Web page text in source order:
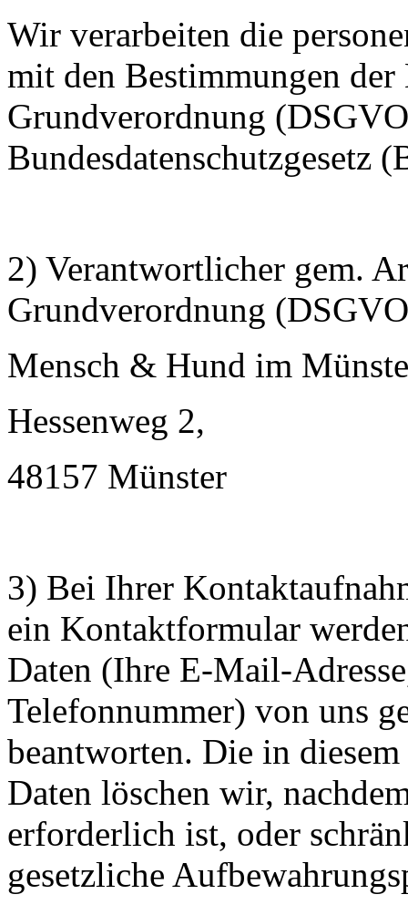
Wir verarbeiten die
mit den Bestimmungen
Grundverordnung
Bundesdatenschutzgesetz
2) Verantwortlicher gem.
Grundverordnung
Mensch & Hund im
Hessenweg 2,
48157 Münster
3) Bei Ihrer
ein Kontaktformular
Daten (Ihre E-Mail-
Telefonnummer) von uns
beantworten. Die in
Daten löschen wir,
erforderlich ist, oder
gesetzliche